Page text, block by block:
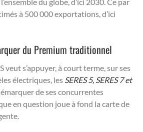
à 500 000 exportations, d’ici
du Premium traditionnel
veut s’appuyer, à court terme, sur ses
électriques, les SERES 5, SERES 7 et
de ses concurrentes
en question joue à fond la carte de